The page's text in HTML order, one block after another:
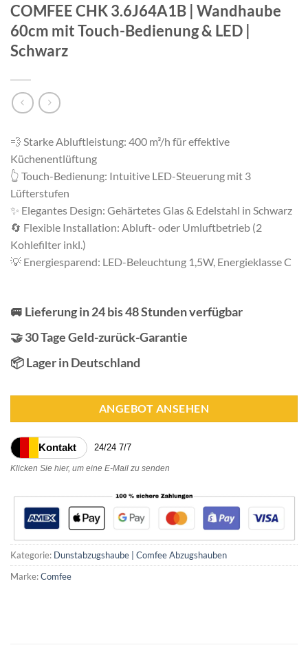
COMFEE CHK 3.6J64A1B | Wandhaube
60cm mit Touch-Bedienung & LED |
Schwarz
💨 Starke Abluftleistung: 400 m³/h für effektive
Küchenentlüftung
👆 Touch-Bedienung: Intuitive LED-Steuerung mit 3
Lüfterstufen
✨ Elegantes Design: Gehärtetes Glas & Edelstahl in Schwarz
🔄 Flexible Installation: Abluft- oder Umluftbetrieb (2
Kohlefilter inkl.)
💡 Energiesparend: LED-Beleuchtung 1,5W, Energieklasse C
🚐 Lieferung in 24 bis 48 Stunden verfügbar
🤝 30 Tage Geld-zurück-Garantie
📦 Lager in Deutschland
ANGEBOT ANSEHEN
Kontakt 24/24 7/7
Klicken Sie hier, um eine E-Mail zu senden
Kategorie: Dunstabzugshaube | Comfee Abzugshauben
Marke:Comfee